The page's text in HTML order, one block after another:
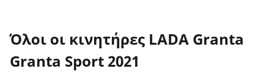
Όλοι οι κινητήρες LADA Granta
Granta Sport 2021